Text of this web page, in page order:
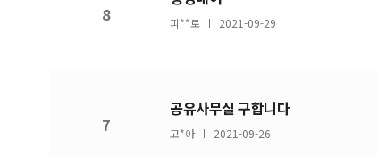
8 피**로 2021-09-29
7
공유사무실 구합니다
고*아 2021-09-26